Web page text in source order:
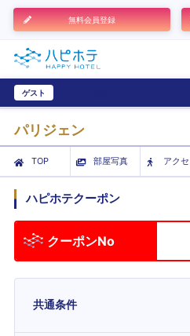
無料会員登録
ゲスト
パリジェン
TOP 部屋写真
アク
ハピホテクーポン
クーポンNo
共通条件